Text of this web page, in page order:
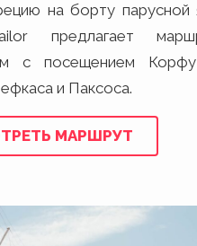
на борту парусной
предлагает
с посещением
и Паксоса.
МАРШРУТ